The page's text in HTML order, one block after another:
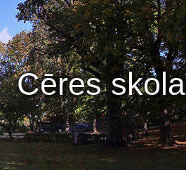
Cēres skola